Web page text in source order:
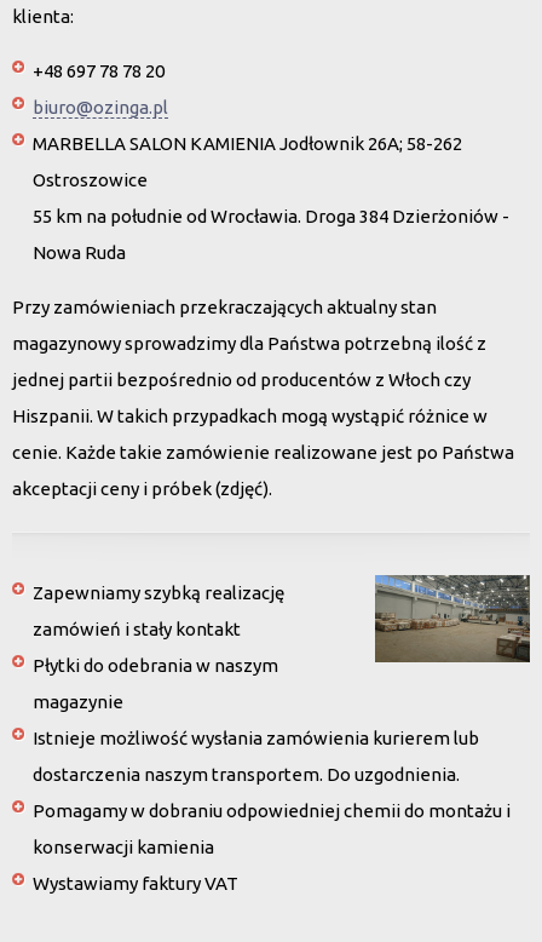
klienta:
+48 697 78 78 20
biuro@ozinga.pl
MARBELLA SALON KAMIENIA Jodłownik 26A; 58-262
Ostroszowice
55 km na południe od Wrocławia. Droga 384 Dzierżoniów -
Nowa Ruda
Przy zamówieniach przekraczających aktualny stan
magazynowy sprowadzimy dla Państwa potrzebną ilość z
jednej partii bezpośrednio od producentów z Włoch czy
Hiszpanii. W takich przypadkach mogą wystąpić różnice w
cenie. Każde takie zamówienie realizowane jest po Państwa
akceptacji ceny i próbek (zdjęć).
Zapewniamy szybką realizację
zamówień i stały kontakt
Płytki do odebrania w naszym
magazynie
Istnieje możliwość wysłania zamówienia kurierem lub
dostarczenia naszym transportem. Do uzgodnienia.
Pomagamy w dobraniu odpowiedniej chemii do montażu i
konserwacji kamienia
Wystawiamy faktury VAT